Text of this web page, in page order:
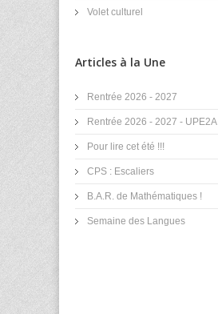
Volet culturel
Articles à la Une
Rentrée 2026 - 2027
Rentrée 2026 - 2027 - UPE2A
Pour lire cet été !!!
CPS : Escaliers
B.A.R. de Mathématiques !
Semaine des Langues